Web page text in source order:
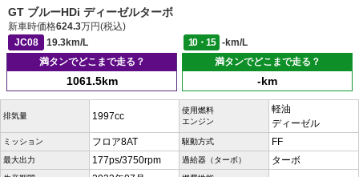
GT ブルーHDi ディーゼルターボ
新車時価格624.3万円(税込)
JC08
19.3km/L 10・15
-km/L
満タンでどこまで走る？
1061.5km
満タンでどこまで走る？
-km
排気量 1997cc
使用燃料
エンジン
軽油
ディーゼル
ミッション フロア8AT 駆動方式 FF
最大出力 177ps/3750rpm 過給器（ターボ） ターボ